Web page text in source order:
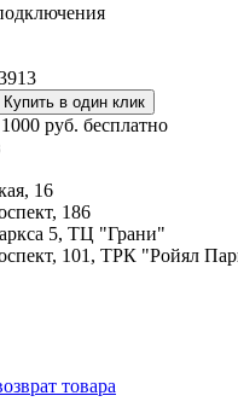
Купить в один клик
руб. бесплатно
16
186
5, ТЦ "Грани"
101, ТРК "Ройял
товара